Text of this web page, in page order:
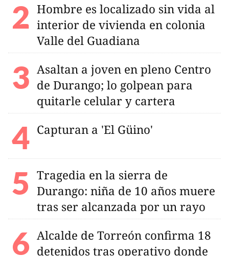
Hombre es localizado sin vida al
interior de vivienda en colonia
Valle del Guadiana
Asaltan a joven en pleno Centro
de Durango; lo golpean para
quitarle celular y cartera
Capturan a 'El Güino'
Tragedia en la sierra de
Durango: niña de 10 años muere
tras ser alcanzada por un rayo
Alcalde de Torreón confirma 18
detenidos tras operativo donde